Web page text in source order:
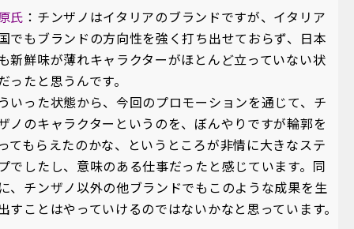
氏 ：チンザノはイタリアのブランドですが、イタリア
でもブランドの方向性を強く打ち出せておらず、日本
新鮮味が薄れキャラクターがほとんど立っていない状
ったと思うんです。
いった状態から、今回のプロモーションを通じて、チ
ノのキャラクターというのを、ぼんやりですが輪郭を
てもらえたのかな、というところが非情に大きなステ
でしたし、意味のある仕事だったと感じています。同
、チンザノ以外の他ブランドでもこのような成果を生
すことはやっていけるのではないかなと思っています。